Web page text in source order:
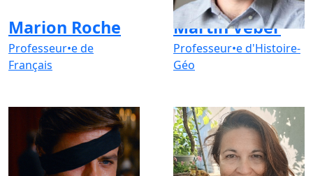
Marion Roche
Professeur•e de
Français
Martin Veber
Professeur•e d'Histoire-
Géo